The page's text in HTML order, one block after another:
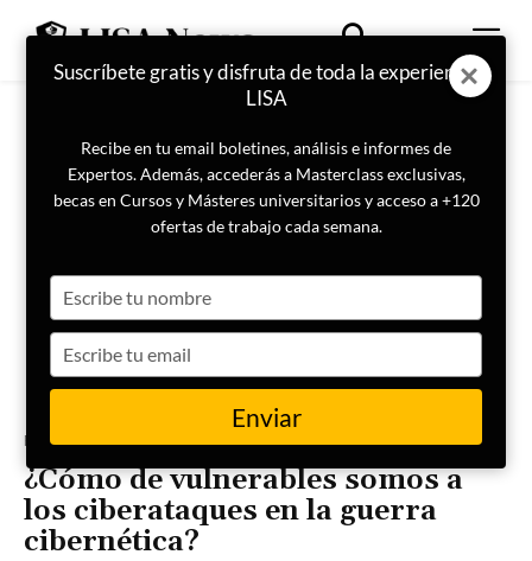
Portada Actualidad
¿Cómo de vulnerables somos a
los ciberataques en la guerra
cibernética?
Suscríbete gratis y disfruta de toda la experiencia
LISA
Recibe en tu email boletines, análisis e informes de
Expertos. Además, accederás a Masterclass exclusivas,
becas en Cursos y Másteres universitarios y acceso a +120
ofertas de trabajo cada semana.
your
name
your
email
Enviar